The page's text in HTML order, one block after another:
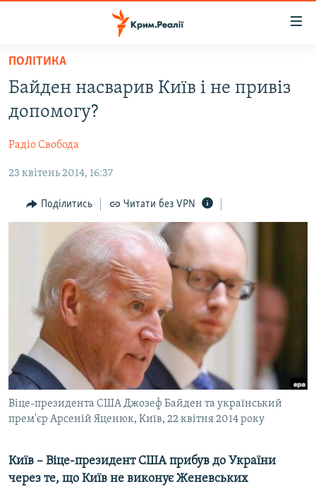
Перейти
основного
матеріалу
до
навігації
Перейти
ВОДА.КРИМ
ВІДЕО ТА ФОТО
ПОЛІТИКА
БЛОГИ
ПОГЛЯД
ВСЕ ЗА ДЕНЬ
СПЕЦПРОЕКТИ
ДЕПОРТАЦІЯ
ВІДЕОУРОКИ «ELIFBE»
СВІДЧЕННЯ ОКУПАЦІЇ
УКРАЇНСЬКА ПРОБЛЕМА КРИМУ
ІНФОГРАФІКА
ЯК ОБІЙТИ БЛОКУВАННЯ
Русский
Qırımtatar
ДОЛУЧАЙСЯ!
Усі сайти RFE/RL
ПОЛІТИКА
Байден насварив Київ і не привіз
допомогу?
Радіо Свобода
23 квітень 2014, 16:37
Поділитись Читати без VPN
Віце-президента США Джозеф Байден та український
прем'єр Арсеній Яценюк, Київ, 22 квітня 2014 року
Київ – Віце-президент США прибув до України
через те, що Київ не виконує Женевських